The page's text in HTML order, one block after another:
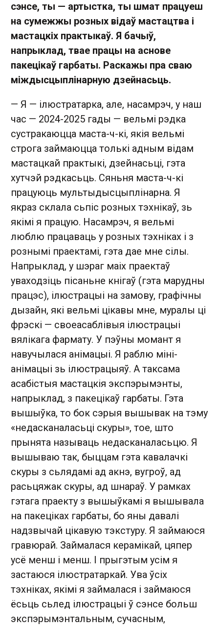
сэнсе, ты — артыстка, ты шмат працуеш
на сумежжы розных відаў мастацтва і
мастацкіх практыкаў. Я бачыў,
напрыклад, твае працы на аснове
пакецікаў гарбаты. Раскажы пра сваю
міждысцыплінарную дзейнасьць.
— Я — ілюстратарка, але, насамрэч, у наш
час — 2024-2025 гады — вельмі рэдка
сустракаюцца маста-ч-кі, якія вельмі
строга займаюцца толькі адным відам
мастацкай практыкі, дзейнасьці, гэта
хутчэй рэдкасьць. Сяньня маста-ч-кі
працуюць мультыдысцыплінарна. Я
якраз склала сьпіс розных тэхнікаў, зь
якімі я працую. Насамрэч, я вельмі
люблю працаваць у розных тэхніках і з
рознымі праектамі, гэта дае мне сілы.
Напрыклад, у шэраг маіх праектаў
уваходзіць пісаньне кнігаў (гэта марудны
працэс), ілюстрацыі на замову, графічны
дызайн, які вельмі цікавы мне, муралы ці
фрэскі — своеасаблівыя ілюстрацыі
вялікага фармату. У пэўны момант я
навучылася анімацыі. Я раблю міні-
анімацыі зь ілюстрацыяў. А таксама
асабістыя мастацкія экспэрымэнты,
напрыклад, з пакецікаў гарбаты. Гэта
вышыўка, то бок сэрыя вышывак на тэму
«недасканаласьці скуры», тое, што
прынята называць недасканаласьцю. Я
вышываю так, быццам гэта кавалачкі
скуры з сьлядамі ад акнэ, вугроў, ад
расьцяжак скуры, ад шнараў. У рамках
гэтага праекту з вышыўкамі я вышывала
на пакеціках гарбаты, бо яны давалі
надзвычай цікавую тэкстуру. Я займаюся
гравюрай. Займалася керамікай, цяпер
усё менш і менш. І прыгэтым усім я
застаюся ілюстратаркай. Ува ўсіх
тэхніках, якімі я займалася і займаюся
ёсьць сьлед ілюстрацыі ў сэнсе больш
экспэрымэнтальным, сучасным,